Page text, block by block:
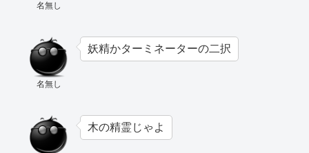
名無し
名無し
妖精かターミネーターの二択
木の精霊じゃよ